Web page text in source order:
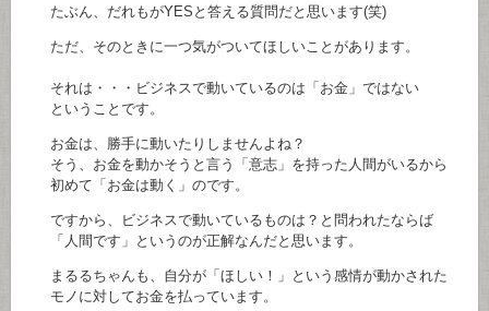
たぶん、だれもがYESと答える質問だと思います(笑)
ただ、そのときに一つ気がついてほしいことがあります。
それは・・・ビジネスで動いているのは「お金」ではない
ということです。
お金は、勝手に動いたりしませんよね？
そう、お金を動かそうと言う「意志」を持った人間がいるから
初めて「お金は動く」のです。
ですから、ビジネスで動いているものは？と問われたならば
「人間です」というのが正解なんだと思います。
まるるちゃんも、自分が「ほしい！」という感情が動かされた
モノに対してお金を払っています。